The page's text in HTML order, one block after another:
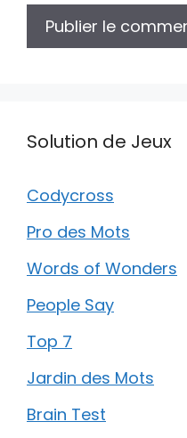
Solution de Jeux
Codycross
Pro des Mots
Words of Wonders
People Say
Top 7
Jardin des Mots
Brain Test